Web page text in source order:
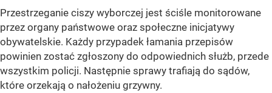
Przestrzeganie ciszy wyborczej jest ściśle monitorowane
przez organy państwowe oraz społeczne inicjatywy
obywatelskie. Każdy przypadek łamania przepisów
powinien zostać zgłoszony do odpowiednich służb, przede
wszystkim policji. Następnie sprawy trafiają do sądów,
które orzekają o nałożeniu grzywny.